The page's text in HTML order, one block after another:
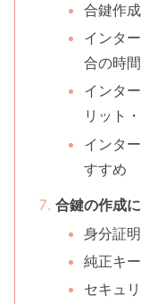
合鍵作
インタ
合の時
インタ
リット
インタ
すすめ
合鍵の作成
身分証
純正キー
セキュ